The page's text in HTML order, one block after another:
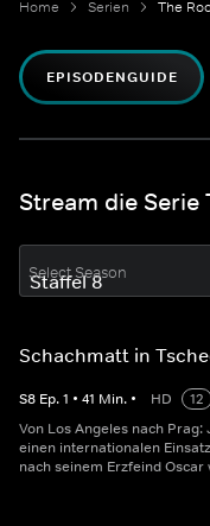
Home Serien The
EPISODENGUIDE
Stream die Serie
Select Season
Schachmatt in
S8 Ep.1 • 41 Min. • HD
12
Von Los Angeles nach
einen internationalen
nach seinem Erzfeind Oscar